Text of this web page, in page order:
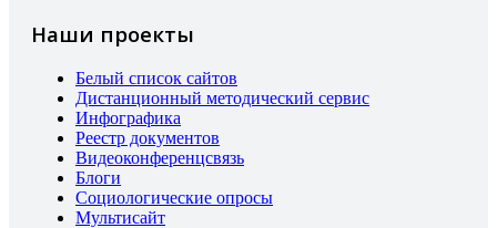
Наши проекты
Белый список сайтов
Дистанционный методический сервис
Инфографика
Реестр документов
Видеоконференцсвязь
Блоги
Социологические опросы
Мультисайт